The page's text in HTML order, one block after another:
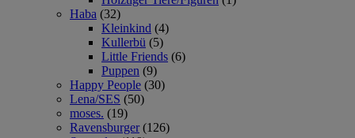
Haba (32)
Kleinkind (4)
Kullerbü (5)
Little Friends (6)
Puppen (9)
Happy People (30)
Lena/SES (50)
moses. (19)
Ravensburger (126)